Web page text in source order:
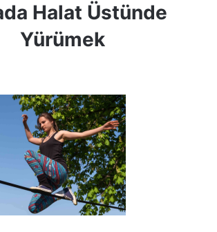
Halat Üstünde
Yürümek
Arayın